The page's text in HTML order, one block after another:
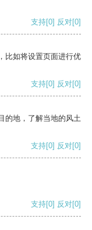
支持[0] 反对[0]
比如将设置页面进行优
支持[0] 反对[0]
的地，了解当地的风土
支持[0] 反对[0]
支持[0] 反对[0]